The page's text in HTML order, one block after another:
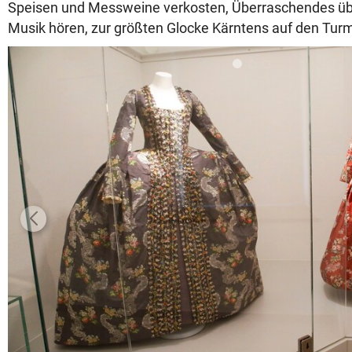
Speisen und Messweine verkosten, Überraschendes
Musik hören, zur größten Glocke Kärntens auf den